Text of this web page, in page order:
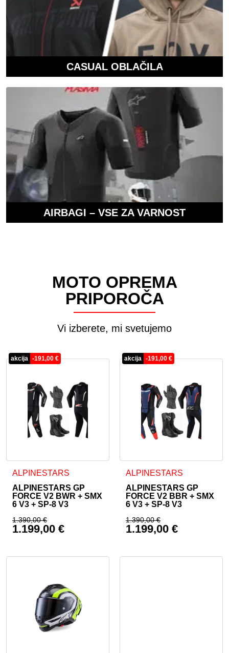
CASUAL OBLAČILA
AIRBAGI – VSE ZA VARNOST
MOTO OPREMA
PRIPOROČA
Vi izberete, mi svetujemo
akcija -191,00 €
ALPINESTARS
ALPINESTARS GP
FORCE V2 BWR + SMX
6 V3 + SP-8 V3
1.390,00€
Izvirna cena je bila: 1.390,00 €.
1.199,00 €
akcija -191,00 €
ALPINESTARS
ALPINESTARS GP
FORCE V2 BBR + SMX
6 V3 + SP-8 V3
1.390,00€
Izvirna cena je bila:
1.199,00 €